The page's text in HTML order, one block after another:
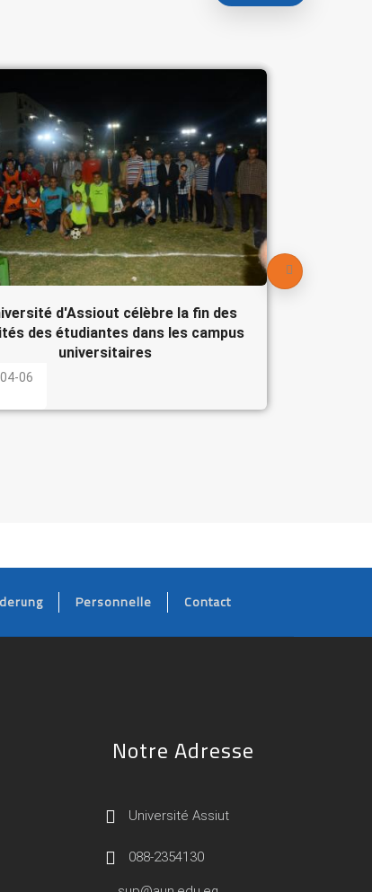
d'Assiout célèbre la fin des
des étudiantes dans les campus
universitaires
06
Personnelle Contact
Notre Adresse
Université Assiut
088-2354130